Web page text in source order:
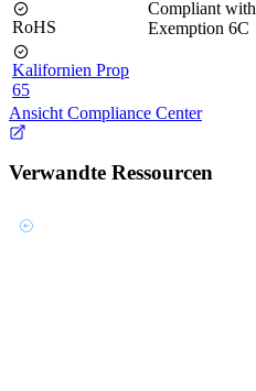
RoHS
Compliant with
Exemption 6C
Kalifornien Prop
65
Ansicht Compliance Center
Verwandte Ressourcen